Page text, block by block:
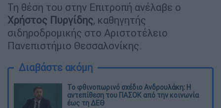
Τη θέση του στην Επιτροπή ανέλαβε ο
Χρήστος Πυργίδης, καθηγητής
σιδηροδρομικής στο Αριστοτέλειο
Πανεπιστήμιο Θεσσαλονίκης.
Διαβάστε ακόμη
Το φθινοπωρινό σχέδιο Ανδρουλάκη: Η
αντεπίθεση του ΠΑΣΟΚ από την κοινωνία
έως τη ΔΕΘ